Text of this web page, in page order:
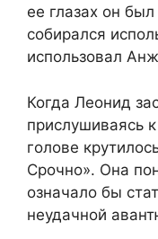
ее глазах он
собирался
использовал
Когда Леонид
прислушиваясь
голове
Срочно». Она
означало бы
неудачной